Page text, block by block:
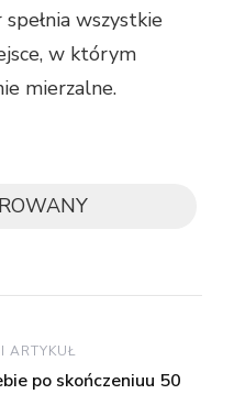
wszystkie
w którym
mierzalne.
ARTYKUŁ
po skończeniuu 50